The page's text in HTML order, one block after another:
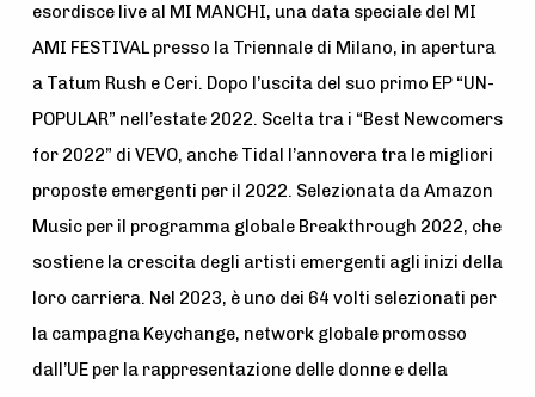
esordisce live al MI MANCHI, una data speciale del MI
AMI FESTIVAL presso la Triennale di Milano, in apertura
a Tatum Rush e Ceri. Dopo l’uscita del suo primo EP “UN-
POPULAR” nell’estate 2022. Scelta tra i “Best Newcomers
for 2022” di VEVO, anche Tidal l’annovera tra le migliori
proposte emergenti per il 2022. Selezionata da Amazon
Music per il programma globale Breakthrough 2022, che
sostiene la crescita degli artisti emergenti agli inizi della
loro carriera. Nel 2023, è uno dei 64 volti selezionati per
la campagna Keychange, network globale promosso
dall’UE per la rappresentazione delle donne e della